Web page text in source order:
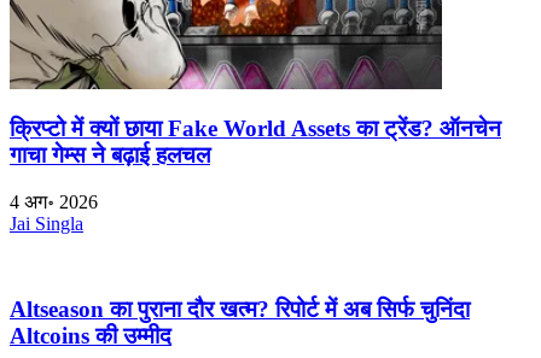
क्रिप्टो में क्यों छाया Fake World Assets का ट्रेंड? ऑनचेन
गाचा गेम्स ने बढ़ाई हलचल
4 अग॰ 2026
Jai Singla
Altseason का पुराना दौर खत्म? रिपोर्ट में अब सिर्फ चुनिंदा
Altcoins की उम्मीद